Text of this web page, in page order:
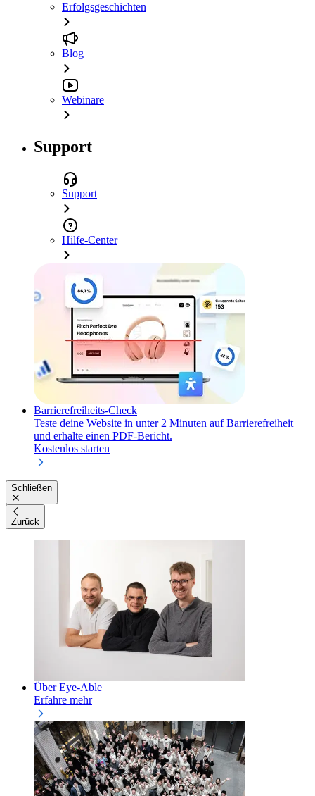
Erfolgsgeschichten
Blog
Webinare
Support
Support
Hilfe-Center
Barrierefreiheits-Check
Teste deine Website in unter 2 Minuten auf Barrierefreiheit
und erhalte einen PDF-Bericht.
Kostenlos starten
Schließen
Zurück
Über Eye-Able
Erfahre mehr